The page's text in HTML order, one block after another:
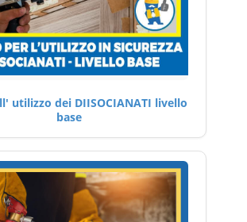
utilizzo dei DIISOCIANATI livello
base